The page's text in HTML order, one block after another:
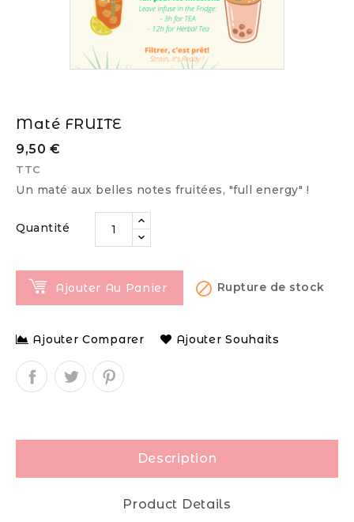
Maté FRUITE
9,50 €
TTC
Un maté aux belles notes fruitées, "full energy" !
Quantité
Ajouter Au Panier  Rupture de stock
Ajouter Comparer Ajouter Souhaits
Description
Product Details